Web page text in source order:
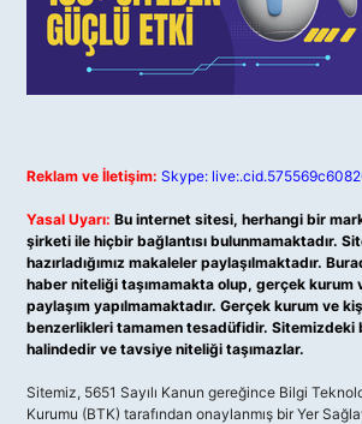
Reklam ve İletişim: Skype:
Yasal Uyarı: Bu internet sitesi, herhangi bir
şirketi ile hiçbir bağlantısı bulunmamaktadır.
hazırladığımız makaleler paylaşılmaktadır.
haber niteliği taşımamakta olup, gerçek kurum
paylaşım yapılmamaktadır. Gerçek kurum ve
benzerlikleri tamamen tesadüfidir. Sitemizdeki
halindedir ve tavsiye niteliği taşımazlar.
Sitemiz, 5651 Sayılı Kanun gereğince Bilgi
Kurumu (BTK) tarafından onaylanmış bir Yer